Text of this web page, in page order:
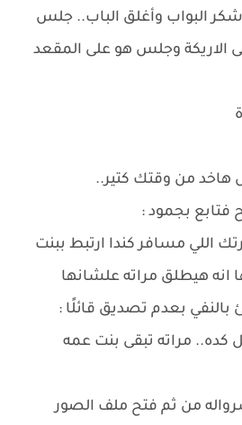
شكر البواب وأغلق الباب.. جلس
الاريكة وجلس هو على المقعد
من وقتك كتير..
فتابع بجمود :
اللي مسافر كندا ارتبط ببنت
انه هيطلق مراته علشانها
بعدم تصديق قائلًا :
مراته تبقى بنت عمه
من ثم فتح ملف الصور